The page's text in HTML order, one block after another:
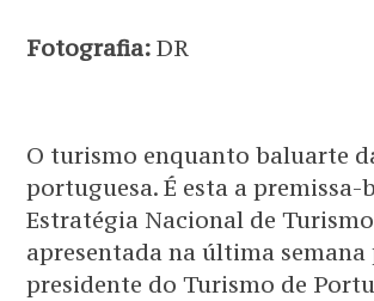
Fotografia: DR
O turismo enquanto baluarte
portuguesa. É esta a premissa-
Estratégia Nacional de
apresentada na última semana
presidente do Turismo de